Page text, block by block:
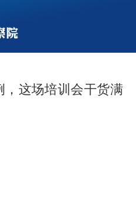
这场培训会干货满